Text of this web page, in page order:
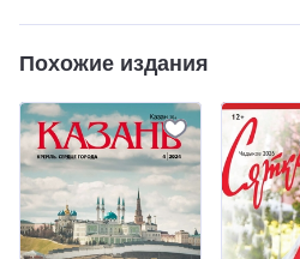
Похожие издания